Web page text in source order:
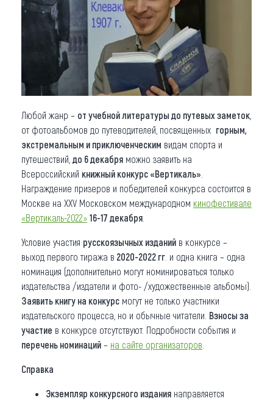
Коллекция впечатлений
Другие рубрики
Любой жанр – от учебной литературы до путевых заметок
от фотоальбомов до путеводителей, посвященных горным,
экстремальным и приключенческим видам спорта и
путешествий, до 6 декабря можно заявить на
Всероссийский книжный конкурс «Вертикаль»
Награждение призеров и победителей конкурса состоится в
Москве на XХV Московском международном кинофестивале
«Вертикаль-2022» 16-17 декабря
Условие участия русскоязычных изданий в конкурсе –
выход первого тиража в 2020-2022 гг . и одна книга – одна
номинация (дополнительно могут номинироваться только
издательства /издатели и фото- /художественные альбомы).
Заявить книгу на конкурс могут не только участники
издательского процесса, но и обычные читатели. Взносы за
участие в конкурсе отсутствуют. Подробности события и
перечень номинаций – на сайте организаторов
Справка
Экземпляр конкурсного издания направляется